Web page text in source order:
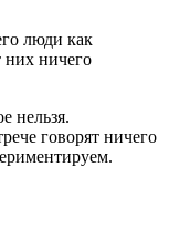
люди как
ничего
нельзя.
говорят ничего